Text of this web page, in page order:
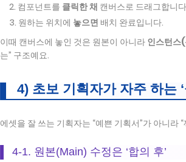
컴포넌트를 클릭한 채 캔버스로 드래그합니
원하는 위치에 놓으면 배치 완료입니다.
이때 캔버스에 놓인 것은 원본이 아니라 인스턴스
는” 구조예요.
4) 초보 기획자가 자주 하는
에셋을 잘 쓰는 기획자는 “예쁜 기획서”가 아니라
4-1. 원본(Main) 수정은 ‘합의 후’